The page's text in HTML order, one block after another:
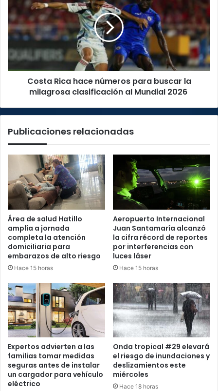
hace
números
para
buscar
la
milagrosa
clasificación
Mundial
Costa Rica hace números para buscar la
milagrosa clasificación al Mundial 2026
Publicaciones relacionadas
Área de salud Hatillo
amplía a jornada
completa la atención
domiciliaria para
embarazos de alto riesgo
Hace 15 horas
Aeropuerto Internacional
Juan Santamaría alcanzó
la cifra récord de reportes
por interferencias con
luces láser
Hace 15 horas
Expertos advierten a las
familias tomar medidas
seguras antes de instalar
un cargador para vehículo
eléctrico
Onda tropical #29 elevará
el riesgo de inundaciones y
deslizamientos este
miércoles
Hace 18 horas